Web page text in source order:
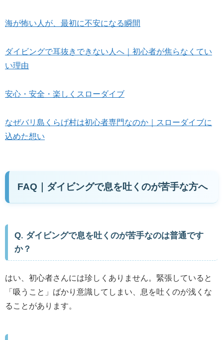
海が怖い人が、最初に不安になる瞬間
ダイビングで耳抜きできない人へ｜初心者が焦らなくてい
い理由
安心・安全・楽しくスローダイブ
なぜバリ島くらげ村は初心者専門なのか｜スローダイブに
込めた想い
FAQ｜ダイビングで息を吐くのが苦手な方へ
Q. ダイビングで息を吐くのが苦手なのは普通です
か？
はい、初心者さんには珍しくありません。緊張していると
「吸うこと」ばかり意識してしまい、息を吐くのが浅くな
ることがあります。